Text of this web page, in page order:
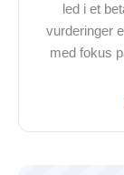
led i et
vurderinger
med fokus